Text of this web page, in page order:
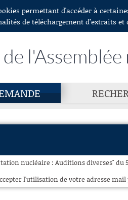
permettant d'accéder à
de téléchargement d’extraits
nucléaire : Auditions diverses" du
l'utilisation de votre adresse